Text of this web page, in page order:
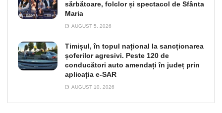
sărbătoare, folclor și spectacol de Sfânta
Maria
AUGUST 5, 2026
Timișul, în topul național la sancționarea
șoferilor agresivi. Peste 120 de
conducători auto amendați în județ prin
aplicația e-SAR
AUGUST 10, 2026